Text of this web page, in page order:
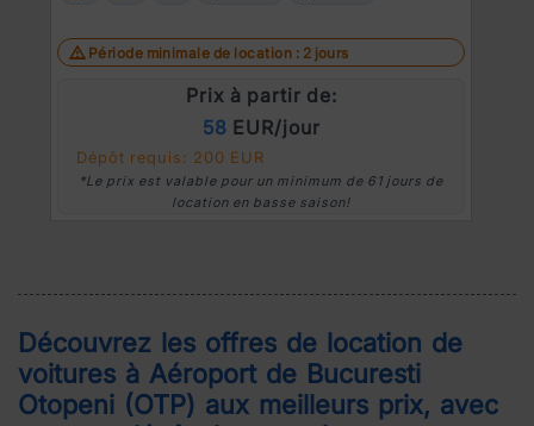
Période minimale de location : 2 jours
Prix à partir de:
58 EUR/jour
Dépôt requis: 200 EUR
*Le prix est valable pour un minimum de 61 jours de
location en basse saison!
Découvrez les offres de location de
voitures à Aéroport de Bucuresti
Otopeni (OTP) aux meilleurs prix, avec